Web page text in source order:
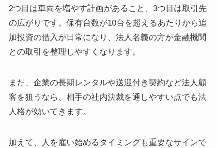
2つ目は車両を増やす計画があること、3つ目は取引先
の広がりです。保有台数が10台を超えるあたりから追
加投資の借入が日常になり、法人名義の方が金融機関
との取引を整理しやすくなります。
また、企業の長期レンタルや送迎付き契約など法人顧
客を狙うなら、相手の社内決裁を通しやすい点でも法
人格が効いてきます。
加えて、人を雇い始めるタイミングも重要なサインで